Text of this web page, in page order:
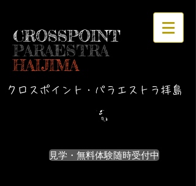
CROSSPOINT
PARAESTRA
HAIJIMA
クロスポイント・パラエストラ拝島
見学・無料体験随時受付中